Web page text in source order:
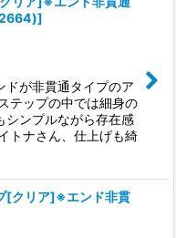
]
ドが非貫通タイプのア
テップの中では細身の
シンプルながら存在感
トナさん、仕上げも綺
[クリア]※エンド非貫